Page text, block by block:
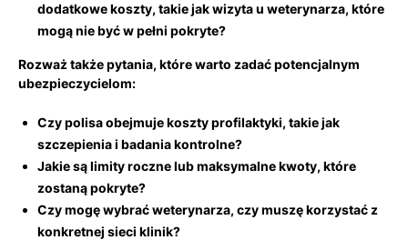
dodatkowe‌ koszty, takie jak wizyta u weterynarza, które
mogą nie być w pełni pokryte?
Rozważ także ⁤pytania, które warto zadać potencjalnym
ubezpieczycielom:
Czy polisa obejmuje koszty profilaktyki, takie jak
⁤szczepienia i badania kontrolne?
Jakie są limity roczne lub​ maksymalne kwoty,⁢ które
zostaną⁣ pokryte?
Czy mogę​ wybrać⁣ weterynarza, czy muszę korzystać z
konkretnej sieci klinik?